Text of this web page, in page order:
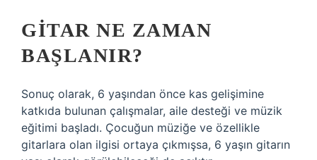
GITAR NE ZAMAN
BAŞLANIR?
Sonuç olarak, 6 yaşından önce kas gelişimine
katkıda bulunan çalışmalar, aile desteği ve müzik
eğitimi başladı. Çocuğun müziğe ve özellikle
gitarlara olan ilgisi ortaya çıkmışsa, 6 yaşın gitarın